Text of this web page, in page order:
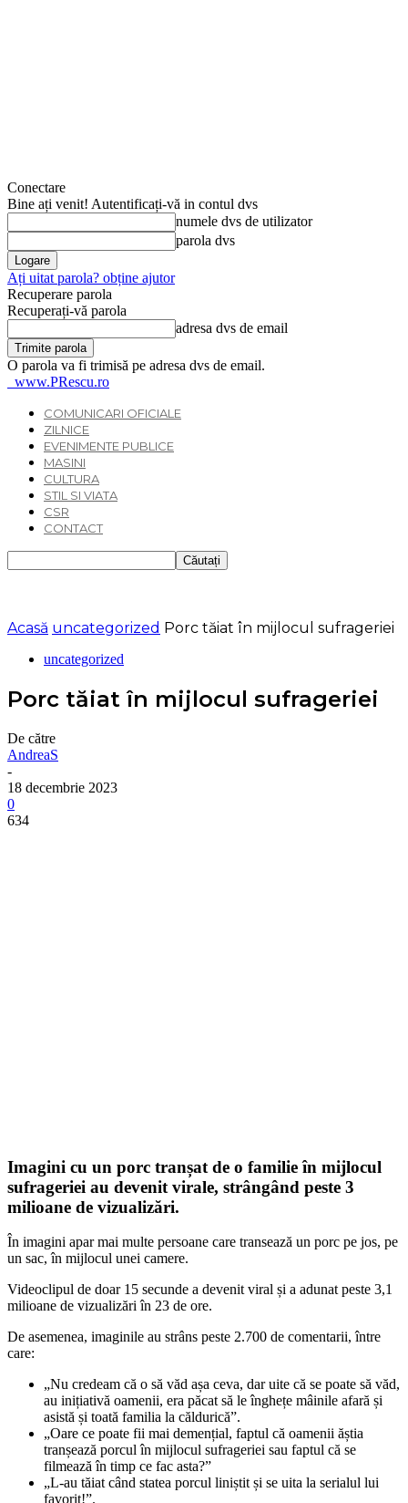
Conectare
Bine ați venit! Autentificați-vă in contul dvs
numele dvs de utilizator
parola dvs
Ați uitat parola? obține ajutor
Recuperare parola
Recuperați-vă parola
adresa dvs de email
O parola va fi trimisă pe adresa dvs de email.
www.PRescu.ro
COMUNICARI OFICIALE
ZILNICE
EVENIMENTE PUBLICE
MASINI
CULTURA
STIL SI VIATA
CSR
CONTACT
Acasă uncategorized Porc tăiat în mijlocul sufrageriei
uncategorized
Porc tăiat în mijlocul sufrageriei
De către
AndreaS
-
18 decembrie 2023
0
634
Imagini cu un porc tranșat de o familie în mijlocul
sufrageriei au devenit virale, strângând peste 3
milioane de vizualizări.
În imagini apar mai multe persoane care transează un porc pe jos, pe
un sac, în mijlocul unei camere.
Videoclipul de doar 15 secunde a devenit viral și a adunat peste 3,1
milioane de vizualizări în 23 de ore.
De asemenea, imaginile au strâns peste 2.700 de comentarii, între
care:
„Nu credeam că o să văd așa ceva, dar uite că se poate să văd,
au inițiativă oamenii, era păcat să le înghețe mâinile afară și
asistă și toată familia la căldurică”.
„Oare ce poate fii mai demențial, faptul că oamenii ăștia
tranșează porcul în mijlocul sufrageriei sau faptul că se
filmează în timp ce fac asta?”
„L-au tăiat când statea porcul liniștit și se uita la serialul lui
favorit!”.